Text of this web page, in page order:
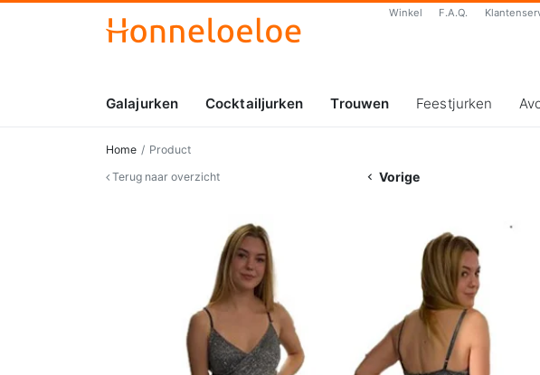
Winkel F.A.Q.
Galajurken Cocktailjurken Trouwen Feestjurken
Home
Product
Terug naar overzicht
Vorige